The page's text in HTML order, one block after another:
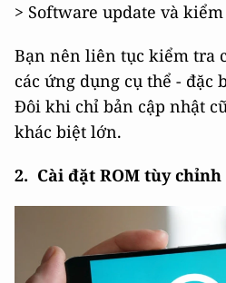
> Software update và
Bạn nên liên tục kiểm tra
các ứng dụng cụ thể - đặc
Đôi khi chỉ bản cập nhật
khác biệt lớn.
2. Cài đặt ROM tùy chỉnh